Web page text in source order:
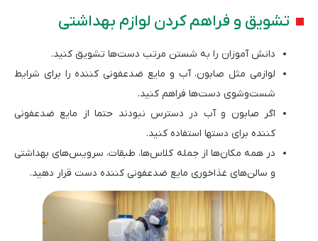
تشویق و فراهم کردن لوازم بهداشتی
دانش آموزان را به شستن مرتب دست‌ها تشویق کنید.
لوازمی مثل صابون، آب و مایع ضدعفونی کننده را برای شرایط
شست‌وشوی دست‌ها فراهم کنید.
اگر صابون و آب در دسترس نبودند حتما از مایع ضدعفونی
کننده برای دست­ها استفاده کنید.
در همه مکان‌ها از جمله کلاس‌ها، طبقات، سرویس‌های بهداشتی
و سالن‌های غذاخوری مایع ضدعفونی کننده دست قرار دهید.